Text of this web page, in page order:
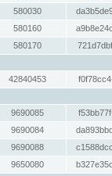
580030
580160
580170
42840453
9690085
9690084
9690088
9650080